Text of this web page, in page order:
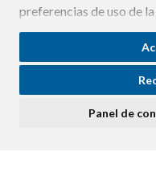
preferencias de uso de
funcionamiento de la
Si acepta pulsando el
consideramos que
ninguna acción, se
Panel de